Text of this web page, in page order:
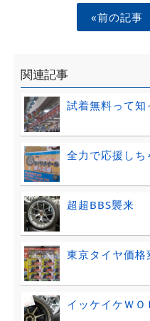
«前の記事
関連記事
試着無料って知
全力で応援しち
超超BBS襲来
東京タイヤ価
イッケイケＷＯ